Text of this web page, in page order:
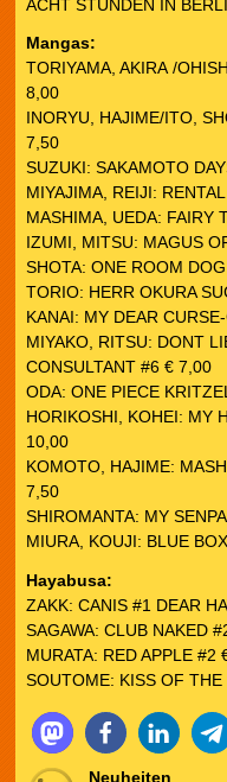
ACHT STUNDEN IN
Mangas:
TORIYAMA, AKIRA /
8,00
INORYU, HAJIME/ITO,
7,50
SUZUKI: SAKAMOTO
MIYAJIMA, REIJI:
MASHIMA, UEDA: FAIRY
IZUMI, MITSU: MAGUS
SHOTA: ONE ROOM
TORIO: HERR OKURA
KANAI: MY DEAR
MIYAKO, RITSU: DONT
CONSULTANT #6 € 7,00
ODA: ONE PIECE
HORIKOSHI, KOHEI: MY
10,00
KOMOTO, HAJIME:
7,50
SHIROMANTA: MY
MIURA, KOUJI: BLUE
Hayabusa:
ZAKK: CANIS #1 DEAR
SAGAWA: CLUB NAKED
MURATA: RED APPLE #2
SOUTOME: KISS OF
Neuheiten